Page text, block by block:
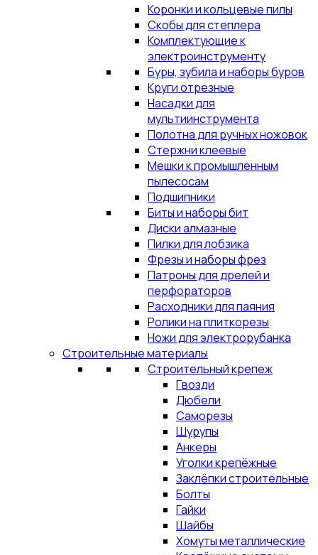
Коронки и кольцевые пилы
Скобы для степлера
Комплектующие к
электроинструменту
Буры, зубила и наборы буров
Круги отрезные
Насадки для
мультиинструмента
Полотна для ручных ножовок
Стержни клеевые
Мешки к промышленным
пылесосам
Подшипники
Биты и наборы бит
Диски алмазные
Пилки для лобзика
Фрезы и наборы фрез
Патроны для дрелей и
перфораторов
Расходники для паяния
Ролики на плиткорезы
Ножи для электрорубанка
Строительные материалы
Строительный крепеж
Гвозди
Дюбели
Саморезы
Шурупы
Анкеры
Уголки крепёжные
Заклёпки строительные
Болты
Гайки
Шайбы
Хомуты металлические